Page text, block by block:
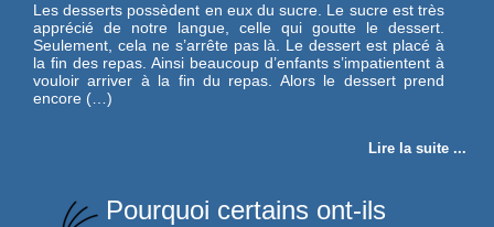
Les desserts possèdent en eux du sucre. Le sucre est très
apprécié de notre langue, celle qui goutte le dessert.
Seulement, cela ne s’arrête pas là. Le dessert est placé à
la fin des repas. Ainsi beaucoup d’enfants s’impatientent à
vouloir arriver à la fin du repas. Alors le dessert prend
encore (…)
Lire la suite ...
Pourquoi certains ont-ils